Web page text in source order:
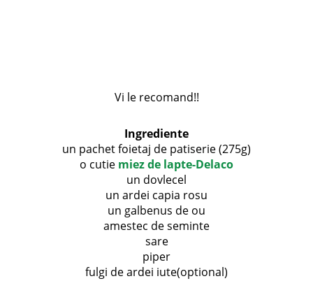
Vi le recomand!!
Ingrediente
un pachet foietaj de patiserie (275g)
o cutie miez de lapte-Delaco
un dovlecel
un ardei capia rosu
un galbenus de ou
amestec de seminte
sare
piper
fulgi de ardei iute(optional)